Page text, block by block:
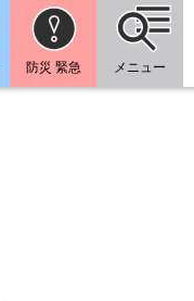
防災 緊急 メニュー